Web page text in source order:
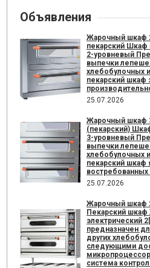
Объявления
Жарочный шкаф
пекарский Шкаф
2-уровневый
выпечки
хлебобулочных
пекарский шкаф
25.07.2026
Жарочный шкаф
(пекарский)
3-уровневый
выпечки
хлебобулочных
пекарский шкаф
25.07.2026
Жарочный шкаф
Пекарский
электрический
предназначен
других
следующими
система